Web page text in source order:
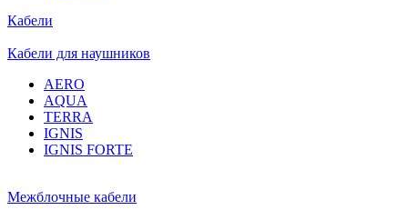
Кабели
Кабели для наушников
AERO
AQUA
TERRA
IGNIS
IGNIS FORTE
Межблочные кабели